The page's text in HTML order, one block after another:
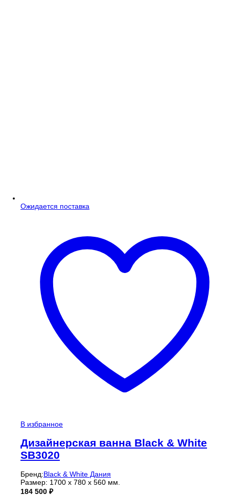
Ожидается поставка
В избранное
Дизайнерская ванна Black & White
SB3020
Бренд:Black & White Дания
Размер: 1700 х 780 х 560 мм.
184 500 ₽